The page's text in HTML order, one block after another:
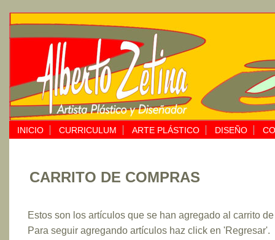
INICIO CURRICULUM ARTE PLÁSTICO DISEÑO
CARRITO DE COMPRAS
Estos son los artículos que se han agregado al carrito
Para seguir agregando artículos haz click en 'Regresar'.